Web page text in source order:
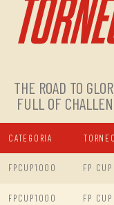
THE ROAD TO
FULL OF
CATEGORIA TORNEO
FPCUP1000 FP
FPCUP1000 FP